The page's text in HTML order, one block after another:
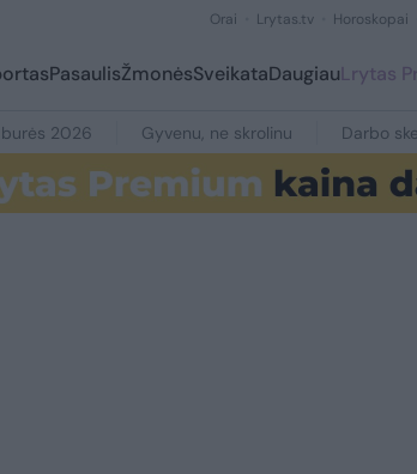
Orai Lrytas.tv Horoskopai
PasaulisŽmonėsSveikataDaugiauLrytas
2026 Gyvenu, ne skrolinu Darbo